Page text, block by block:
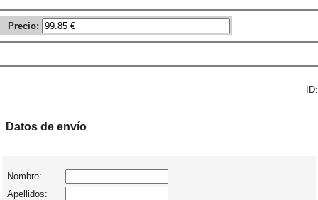
Precio:
ID:
Datos de envío
Nombre:
Apellidos: